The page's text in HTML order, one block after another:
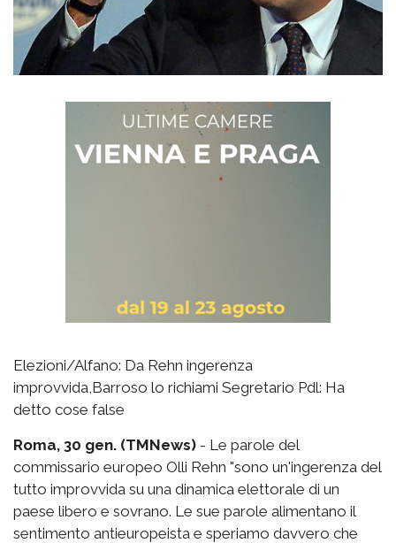
Elezioni/Alfano: Da Rehn ingerenza
improvvida,Barroso lo richiami Segretario Pdl: Ha
detto cose false
Roma, 30 gen. (TMNews) - Le parole del
commissario europeo Olli Rehn "sono un'ingerenza del
tutto improvvida su una dinamica elettorale di un
paese libero e sovrano. Le sue parole alimentano il
sentimento antieuropeista e speriamo davvero che